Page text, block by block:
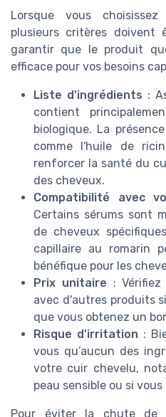
Lorsque vous
plusieurs critères doivent
garantir que le produit
efficace pour vos besoins
Liste d'ingrédients :
contient
biologique. La
comme l'huile de
renforcer la santé du
des cheveux.
Compatibilité avec
Certains sérums sont
de cheveux
capillaire au romarin
bénéfique pour les
Prix unitaire :
avec d'autres produits
que vous obtenez un
Risque d'irritation :
vous qu’aucun des
votre cuir chevelu,
peau sensible ou si
Pour éviter la chute de